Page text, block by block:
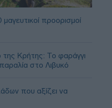
προορισμοί
Κρήτης: Το φαράγγι
στο Λιβυκό
που αξίζει να